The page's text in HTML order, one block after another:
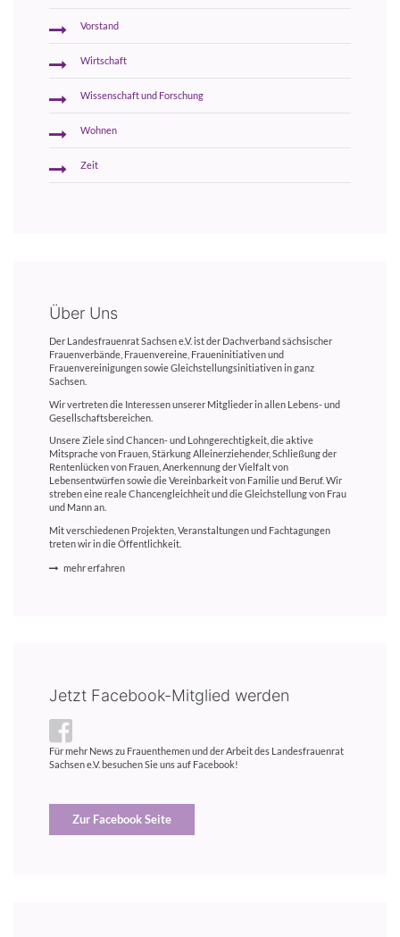
Vorstand
Wirtschaft
Wissenschaft und Forschung
Wohnen
Zeit
Über Uns
Der Landesfrauenrat Sachsen e.V. ist der Dachverband sächsischer
Frauenverbände, Frauenvereine, Fraueninitiativen und
Frauenvereinigungen sowie Gleichstellungsinitiativen in ganz
Sachsen.
Wir vertreten die Interessen unserer Mitglieder in allen Lebens- und
Gesellschaftsbereichen.
Unsere Ziele sind Chancen- und Lohngerechtigkeit, die aktive
Mitsprache von Frauen, Stärkung Alleinerziehender, Schließung der
Rentenlücken von Frauen, Anerkennung der Vielfalt von
Lebensentwürfen sowie die Vereinbarkeit von Familie und Beruf. Wir
streben eine reale Chancengleichheit und die Gleichstellung von Frau
und Mann an.
Mit verschiedenen Projekten, Veranstaltungen und Fachtagungen
treten wir in die Öffentlichkeit.
mehr erfahren
Jetzt Facebook-Mitglied werden
Für mehr News zu Frauenthemen und der Arbeit des Landesfrauenrat
Sachsen e.V. besuchen Sie uns auf Facebook!
Zur Facebook Seite